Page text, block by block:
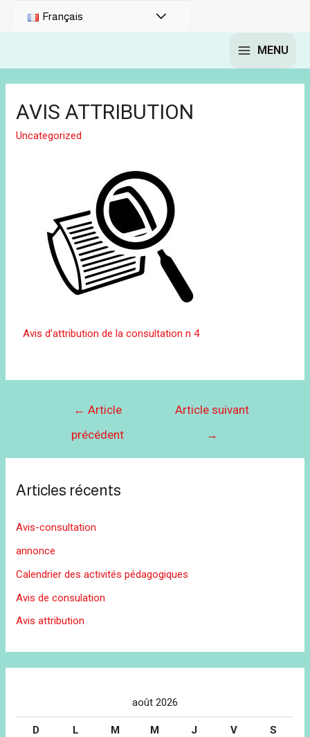
Français
MENU
AVIS ATTRIBUTION
Uncategorized
Avis d’attribution de la consultation n 4
← Article
précédent
Article suivant
→
Articles récents
Avis-consultation
annonce
Calendrier des activités pédagogiques
Avis de consulation
Avis attribution
août 2026
D L M M J V S